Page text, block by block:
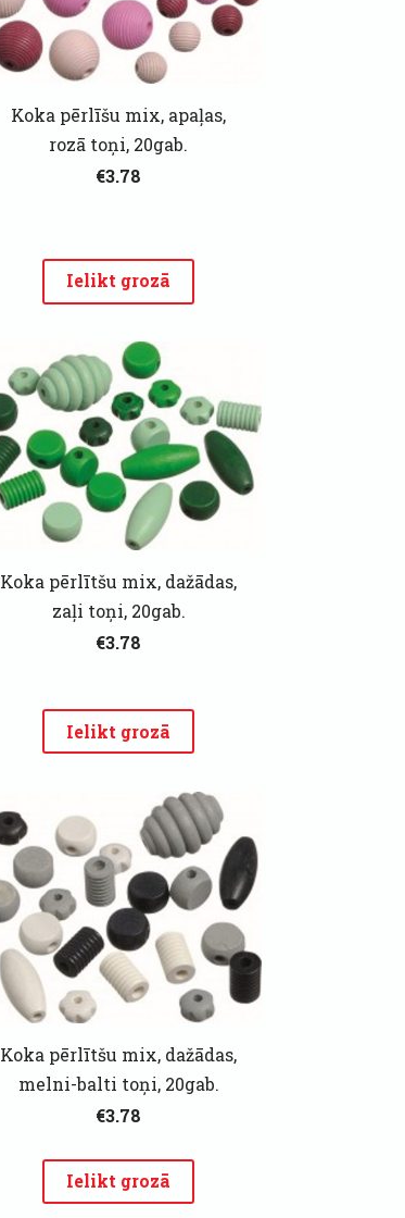
Koka pērlīšu mix, apaļas,
rozā toņi, 20gab.
€3.78
Ielikt grozā
Koka pērlītšu mix, dažādas,
zaļi toņi, 20gab.
€3.78
Ielikt grozā
Koka pērlītšu mix, dažādas,
melni-balti toņi, 20gab.
€3.78
Ielikt grozā